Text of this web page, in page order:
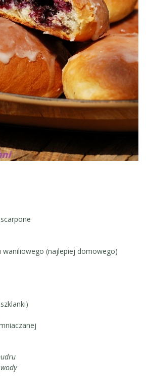
waniliowego (najlepiej domowego)